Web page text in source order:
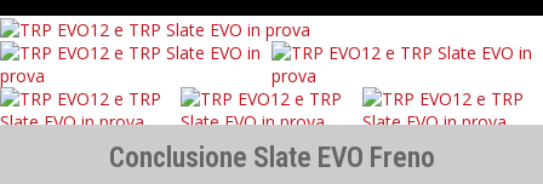
Conclusione Slate EVO Freno